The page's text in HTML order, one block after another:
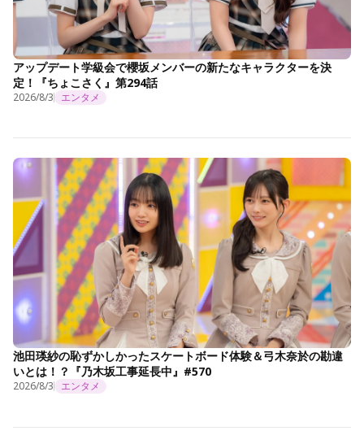
アップデート学級会で櫻坂メンバーの新たなキャラクターを決
定！『ちょこさく』第294話
2026/8/3 エンタメ
池田瑛紗の恥ずかしかったスケートボード体験＆弓木奈於の勘違
いとは！？『乃木坂工事延長中』#570
2026/8/3 エンタメ